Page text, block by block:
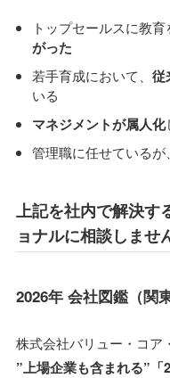
トップセールスに教育
がった
若手育成において、 従
いる
マネジメントが属人化
管理職に任せているが、
上記を社内で解決す
ョナルに相談しませ
2026年 会社図鑑（関
株式会社バリュー・コア
”上場企業も含まれる”「